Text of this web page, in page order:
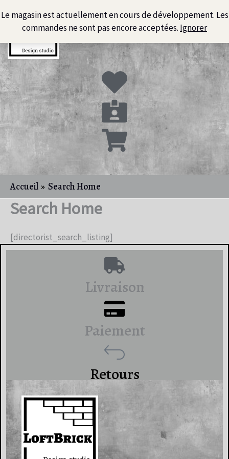
Le magasin est actuellement en cours de développement. Les
commandes ne sont pas encore acceptées. Ignorer
au
contenu
Accueil Search Home
Search Home
[directorist_search_listing]
Livraison
Paiement
Retours